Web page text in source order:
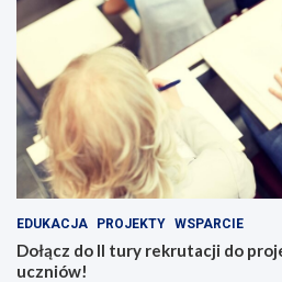
EDUKACJA PROJEKTY WSPARCIE
Dołącz do II tury rekrutacji do
uczniów!